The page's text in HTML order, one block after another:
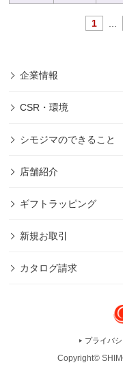
1
企業情報
CSR・環境
シモジマのできること
店舗紹介
ギフトラッピング
新規お取引
カタログ請求
プライバ
Copyright©